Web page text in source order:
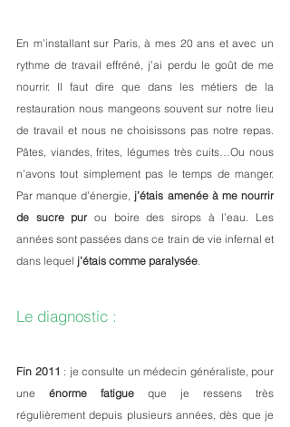
En m’installant sur Paris, à mes 20 ans et avec un
rythme de travail effréné, j’ai perdu le goût de me
nourrir. Il faut dire que dans les métiers de la
restauration nous mangeons souvent sur notre lieu
de travail et nous ne choisissons pas notre repas.
Pâtes, viandes, frites, légumes très cuits…Ou nous
n’avons tout simplement pas le temps de manger.
Par manque d’énergie, j’étais amenée à me nourrir
de sucre pur ou boire des sirops à l’eau. Les
années sont passées dans ce train de vie infernal et
dans lequel j’étais comme paralysée.
Le diagnostic :
Fin 2011 : je consulte un médecin généraliste, pour
une énorme fatigue que je ressens très
régulièrement depuis plusieurs années, dès que je